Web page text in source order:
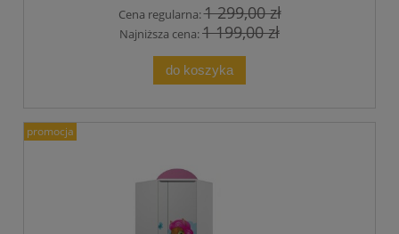
Cena regularna:1 299,00 zł
Najniższa cena:1 199,00 zł
do koszyka
promocja